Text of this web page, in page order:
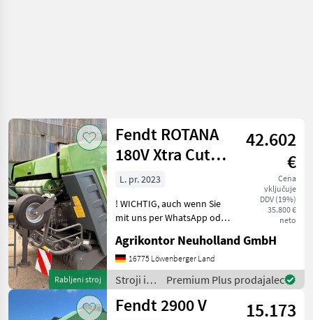
Rabljeni stroj
Fendt ROTANA
180V Xtra Cut
Welger
42.602
€
Cena
vključuje
DDV (19%)
35.800 €
neto
L. pr. 2023
! WICHTIG, auch wenn Sie
mit uns per WhatsApp oder
daraufhin Maschinen
kaufen, bitte kontrollieren
Sie die Auftragsbestätigung,
Proforma und auch
Agrikontor Neuholland GmbH
16775 Löwenberger Land
Stroji in
oprema
za žetev
Premium Plus prodajalec
Fendt 2900 V
15.173